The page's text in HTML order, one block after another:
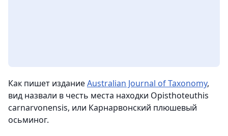
Как пишет изданиеAustralian Journal of Taxonomy,
вид назвали в честь места находки Opisthoteuthis
carnarvonensis, или Карнарвонский плюшевый
осьминог.